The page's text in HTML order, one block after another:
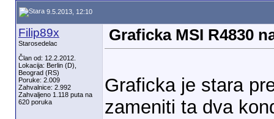
9.5.2013, 12:10
Filip89x
Starosedelac
Član od: 12.2.2012.
Lokacija: Berlin (D),
Beograd (RS)
Poruke: 2.009
Zahvalnice: 2.992
Zahvaljeno 1.118 puta na
620 poruka
Graficka MSI R4830
Graficka je stara
zameniti ta dva